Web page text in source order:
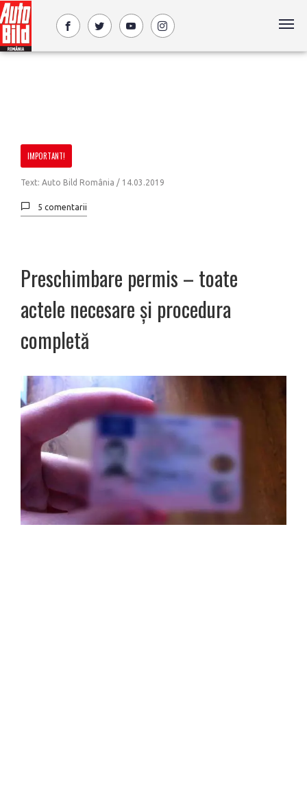
IMPORTANT!
Text: Auto Bild România / 14.03.2019
5 comentarii
Preschimbare permis – toate
actele necesare și procedura
completă